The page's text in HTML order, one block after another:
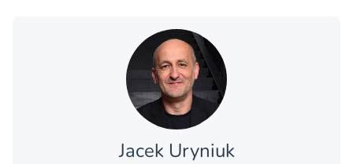
Jacek Uryniuk